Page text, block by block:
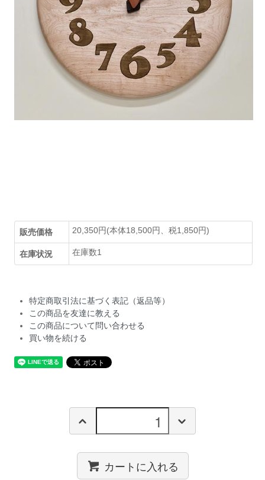
販売価格 20,350円(本体18,500円、税1,850円)
在庫状況 在庫数1
特定商取引法に基づく表記（返品等）
この商品を友達に教える
この商品について問い合わせる
買い物を続ける
カートに入れる